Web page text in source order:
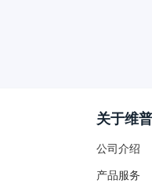
关于维普
公司介绍
产品服务